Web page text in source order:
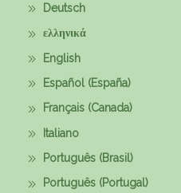
Deutsch
ελληνικά
English
Español (España)
Français (Canada)
Italiano
Português (Brasil)
Português (Portugal)